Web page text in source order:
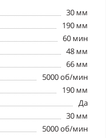
30 мм
190 мм
60 мин
48 мм
66 мм
5000 об/мин
190 мм
Да
30 мм
5000 об/мин